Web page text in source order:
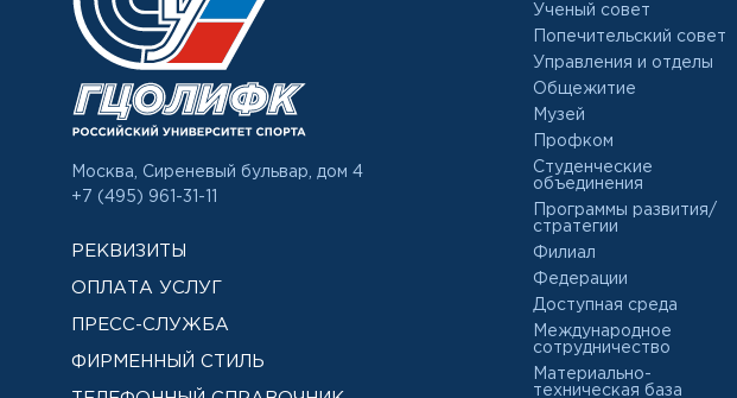
Москва, Сиреневый бульвар, дом 4
+7 (495) 961-31-11
РЕКВИЗИТЫ
ОПЛАТА УСЛУГ
ПРЕСС-СЛУЖБА
ФИРМЕННЫЙ СТИЛЬ
Ученый совет
Попечительский совет
Управления и отделы
Общежитие
Музей
Профком
Студенческие
объединения
Программы развития/
стратегии
Филиал
Федерации
Доступная среда
Международное
сотрудничество
Материально-
техническая база